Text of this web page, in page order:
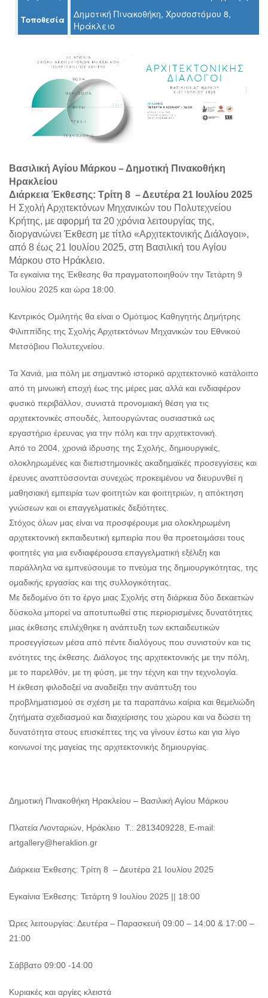
ΠΟΛΙΤΙΣΜΟΣ
Τοποθεσία
Δημοτική Πινακοθήκη, Χρυσοστόμου 8,
Ηράκλειο
Βασιλική Αγίου Μάρκου – Δημοτική Πινακοθήκη
Ηρακλείου
Διάρκεια Έκθεσης: Τρίτη 8 – Δευτέρα 21 Ιουλίου 2025
H Σχολή Αρχιτεκτόνων Μηχανικών του Πολυτεχνείου
Κρήτης, με αφορμή τα 20 χρόνια λειτουργίας της,
διοργανώνει Έκθεση με τίτλο «Αρχιτεκτονικής Διάλογοι»,
από 8 έως 21 Ιουλίου 2025, στη Βασιλική του Αγίου
Μάρκου στο Ηράκλειο.
Τα εγκαίνια της Έκθεσης θα πραγματοποιηθούν την Τετάρτη 9
Ιουλίου 2025 και ώρα 18:00.
Κεντρικός Ομιλητής θα είναι ο Ομότιμος Καθηγητής Δημήτρης
Φιλιππίδης της Σχολής Αρχιτεκτόνων Μηχανικών του Εθνικού
Μετσόβιου Πολυτεχνείου.
Τα Χανιά, μια πόλη με σημαντικό ιστορικό αρχιτεκτονικό κατάλοιπο
από τη μινωική εποχή έως της μέρες μας αλλά και ενδιαφέρον
φυσικό περιβάλλον, συνιστά προνομιακή θέση για τις
αρχιτεκτονικές σπουδές, λειτουργώντας ουσιαστικά ως
εργαστήριο έρευνας για την πόλη και την αρχιτεκτονική.
Από το 2004, χρονιά ίδρυσης της Σχολής, δημιουργικές,
ολοκληρωμένες και διεπιστημονικές ακαδημαϊκές προσεγγίσεις και
έρευνες αναπτύσσονται συνεχώς προκειμένου να διευρυνθεί η
μαθησιακή εμπειρία των φοιτητών και φοιτητριών, η απόκτηση
γνώσεων και οι επαγγελματικές δεξιότητες.
Στόχος όλων μας είναι να προσφέρουμε μια ολοκληρωμένη
αρχιτεκτονική εκπαιδευτική εμπειρία που θα προετοιμάσει τους
φοιτητές για μια ενδιαφέρουσα επαγγελματική εξέλιξη και
παράλληλα να εμπνεύσουμε το πνεύμα της δημιουργικότητας, της
ομαδικής εργασίας και της συλλογικότητας.
Με δεδομένο ότι το έργο μιας Σχολής στη διάρκεια δύο δεκαετιών
δύσκολα μπορεί να αποτυπωθεί στις περιορισμένες δυνατότητες
μιας έκθεσης επιλέχθηκε η ανάπτυξη των εκπαιδευτικών
προσεγγίσεων μέσα από πέντε διαλόγους που συνιστούν και τις
ενότητες της έκθεσης. Διάλογος της αρχιτεκτονικής με την πόλη,
με το παρελθόν, με τη φύση, με την τέχνη και την τεχνολογία.
Η έκθεση φιλοδοξεί να αναδείξει την ανάπτυξη του
προβληματισμού σε σχέση με τα παραπάνω καίρια και θεμελιώδη
ζητήματα σχεδιασμού και διαχείρισης του χώρου και να δώσει τη
δυνατότητα στους επισκέπτες της να γίνουν έστω και για λίγο
κοινωνοί της μαγείας της αρχιτεκτονικής δημιουργίας.
Δημοτική Πινακοθήκη Ηρακλείου – Βασιλική Αγίου Μάρκου
Πλατεία Λιονταριών, Ηράκλειο Τ.: 2813409228, E-mail:
artgallery@heraklion.gr
Διάρκεια Έκθεσης: Τρίτη 8 – Δευτέρα 21 Ιουλίου 2025
Εγκαίνια Έκθεσης: Τετάρτη 9 Ιουλίου 2025 || 18:00
Ώρες λειτουργίας: Δευτέρα – Παρασκευή 09:00 – 14:00 & 17:00 –
21:00
Σάββατο 09:00 -14:00
Κυριακές και αργίες κλειστά